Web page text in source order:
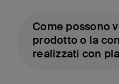
Come possono
prodotto o la
realizzati con